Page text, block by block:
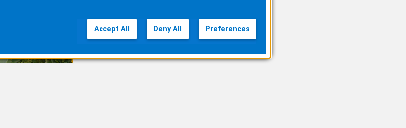
Accept All Deny All Preferences